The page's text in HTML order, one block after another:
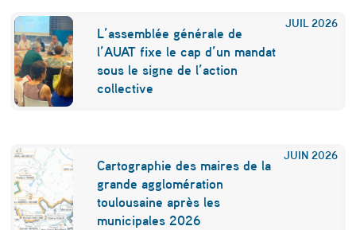
JUIL 2026
L’assemblée générale de
l’AUAT fixe le cap d’un mandat
sous le signe de l’action
collective
JUIN 2026
Cartographie des maires de la
grande agglomération
toulousaine après les
municipales 2026